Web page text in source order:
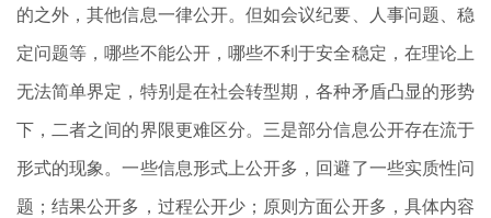
的之外，其他信息一律公开。但如会议纪要、人事问题、稳
定问题等，哪些不能公开，哪些不利于安全稳定，在理论上
无法简单界定，特别是在社会转型期，各种矛盾凸显的形势
下，二者之间的界限更难区分。三是部分信息公开存在流于
形式的现象。一些信息形式上公开多，回避了一些实质性问
题；结果公开多，过程公开少；原则方面公开多，具体内容